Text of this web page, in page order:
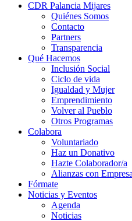
CDR Palancia Mijares
Quiénes Somos
Contacto
Partners
Transparencia
Qué Hacemos
Inclusión Social
Ciclo de vida
Igualdad y Mujer
Emprendimiento
Volver al Pueblo
Otros Programas
Colabora
Voluntariado
Haz un Donativo
Hazte Colaborador/a
Alianzas con
Fórmate
Noticias y Eventos
Agenda
Noticias